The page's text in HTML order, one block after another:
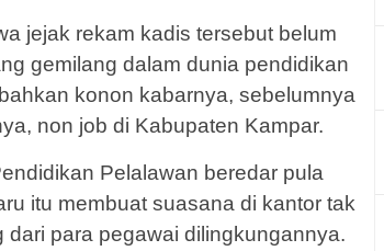
jejak rekam kadis tersebut belum
gemilang dalam dunia pendidikan
konon kabarnya, sebelumnya
non job di Kabupaten Kampar.
Pelalawan beredar pula
itu membuat suasana di kantor tak
para pegawai dilingkungannya.